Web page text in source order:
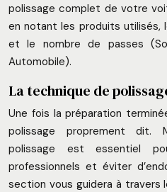
polissage complet de votre
en notant les produits utilisés,
et le nombre de passes
Automobile).
La technique de
Une fois la préparation
polissage proprement dit.
polissage est essentiel
professionnels et éviter
section vous guidera à travers